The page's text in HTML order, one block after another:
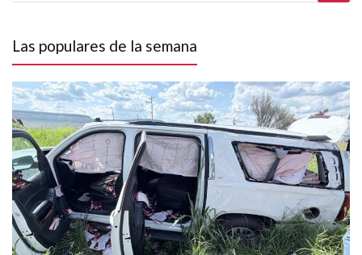
Las populares de la semana